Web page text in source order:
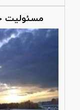
مسئولیت